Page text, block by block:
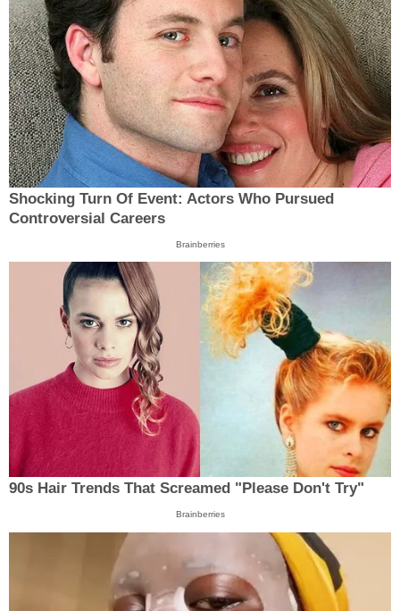
Shocking Turn Of Event: Actors Who Pursued
Controversial Careers
Brainberries
90s Hair Trends That Screamed "Please Don't Try"
Brainberries